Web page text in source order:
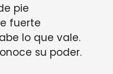
pie
fuerte
lo que vale.
su poder.